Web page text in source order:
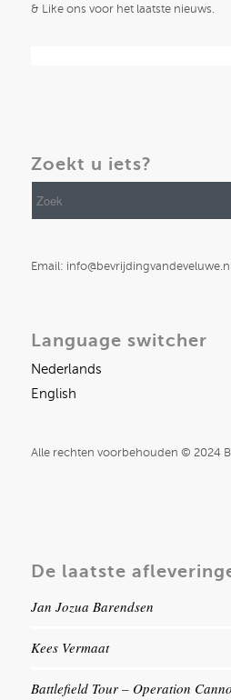
& Like ons voor het laatste nieuws.
Zoekt u iets?
Email:
Language switcher
Nederlands
English
Alle rechten voorbehouden © 2024
De laatste
Jan Jozua Barendsen
Kees Vermaat
Battlefield Tour – Operation